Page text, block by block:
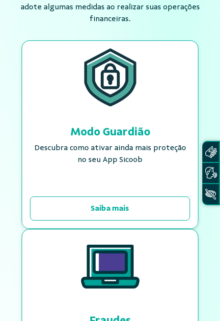
adote algumas medidas ao realizar suas operações
financeiras.
Modo Guardião
Descubra como ativar ainda mais proteção
no seu App Sicoob
Saiba mais